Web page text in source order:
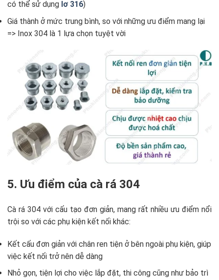
có thể sử dụng lơ 316)
Giá thành ở mức trung bình, so với những ưu điểm mang lại
=> Inox 304 là 1 lựa chọn tuyệt vời
5. Ưu điểm của cà rá 304
Cà rá 304 với cấu tạo đơn giản, mang rất nhiều ưu điểm nổi
trội so với các phụ kiện kết nối khác:
Kết cấu đơn giản với chân ren tiện ở bên ngoài phụ kiện, giúp
việc kết nối trở nên dễ dàng
Nhỏ gọn, tiện lợi cho việc lắp đặt, thi công cũng như bảo trì